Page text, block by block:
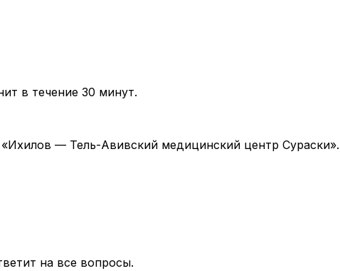
в течение 30 минут.
— Тель-Авивский медицинский центр
на все вопросы.